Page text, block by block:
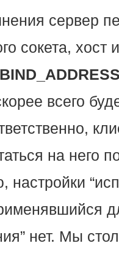
сервер
сокета, хост
всего
на него
нет. Мы